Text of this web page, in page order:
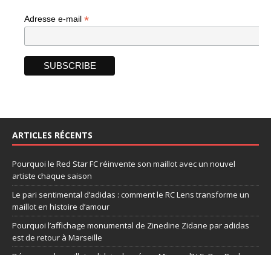
Adresse e-mail *
ARTICLES RÉCENTS
Pourquoi le Red Star FC réinvente son maillot avec un nouvel
artiste chaque saison
Le pari sentimental d’adidas : comment le RC Lens transforme un
maillot en histoire d’amour
Pourquoi l’affichage monumental de Zinedine Zidane par adidas
est de retour à Marseille